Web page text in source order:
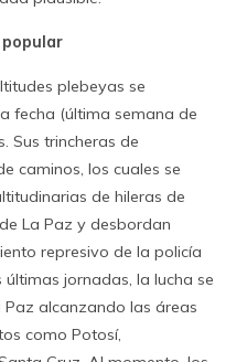
plebeyas se
fecha (última semana de
Sus trincheras de
caminos, los cuales se
de hileras de
La Paz y desbordan
represivo de la policía
jornadas, la lucha se
alcanzando las áreas
como Potosí,